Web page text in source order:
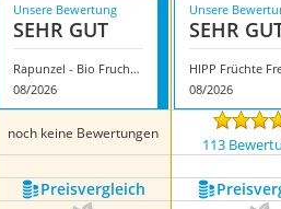
Unsere Bewertung
SEHR GUT
Rapunzel - Bio Fruchtschnitte Ayurveda
08/2026
Unsere
SEHR
08/2026
noch keine Bewertungen
113
Preis­vergleich